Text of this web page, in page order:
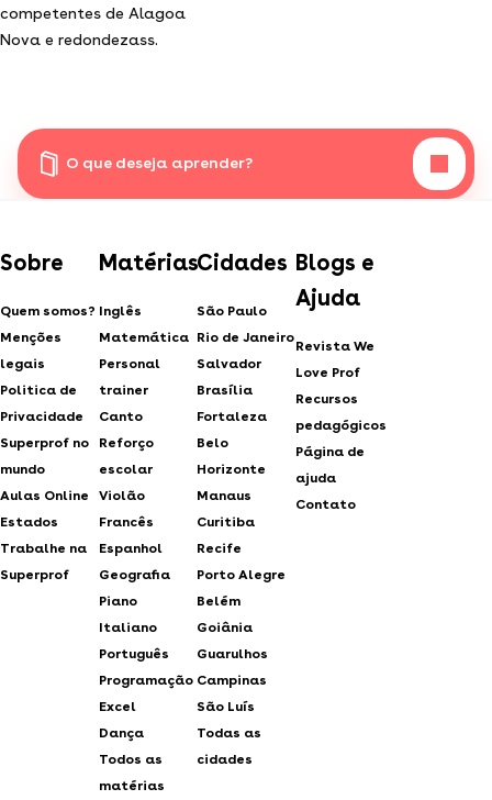
competentes de Alagoa
Nova e redondezass.
O que deseja aprender?
Sobre
Quem somos?
Menções
legais
Politica de
Privacidade
Superprof no
mundo
Aulas Online
Estados
Trabalhe na
Superprof
Matérias
Inglês
Matemática
Personal
trainer
Canto
Reforço
escolar
Violão
Francês
Espanhol
Geografia
Piano
Italiano
Português
Programação
Excel
Dança
Todos as
matérias
Cidades
São Paulo
Rio de Janeiro
Salvador
Brasília
Fortaleza
Belo
Horizonte
Manaus
Curitiba
Recife
Porto Alegre
Belém
Goiânia
Guarulhos
Campinas
São Luís
Todas as
cidades
Blogs e
Ajuda
Revista We
Love Prof
Recursos
pedagógicos
Página de
ajuda
Contato